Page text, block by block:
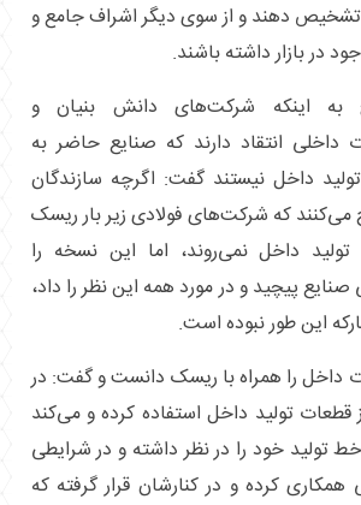
دهند و از سوی دیگر اشراف جامع و
در بازار داشته باشند.
اینکه شرکت‌های دانش بنیان و
داخلی انتقاد دارند که صنایع حاضر به
داخل نیستند گفت: اگرچه سازندگان
که شرکت‌های فولادی زیر بار ریسک
داخل نمی‌روند، اما این نسخه را
پیچید و در مورد همه این نظر را داد،
این طور نبوده است.
داخل را همراه با ریسک دانست و گفت: در
قطعات تولید داخل استفاده کرده و می‌کند
تولید خود را در نظر داشته و در شرایطی
کرده و در کنارشان قرار گرفته که